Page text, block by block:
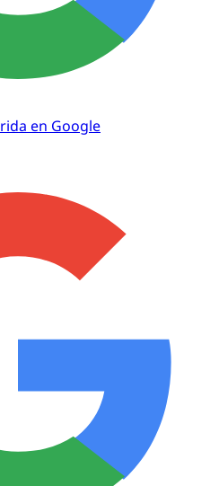
en Google